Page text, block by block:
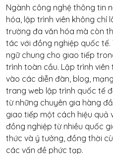
Ngành công nghệ thông tin
hóa, lập trình viên không chỉ
trường đa văn hóa mà còn
tác với đồng nghiệp quốc tế.
ngữ chung cho giao tiếp
trình toàn cầu. Lập trình
vào các diễn đàn, blog,
trang web lập trình quốc tế
từ những chuyên gia hàng
giao tiếp một cách hiệu quả
đồng nghiệp từ nhiều quốc
thức và ý tưởng, đồng thời
các vấn đề phức tạp.